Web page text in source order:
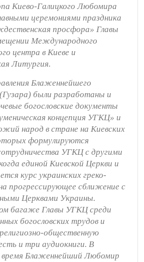
Киево-Галицкого Любомира
церемониями праздника
просфора» Главы
Международного
центра в Киеве и
Литургия.
Блаженнейшего
были разработаны и
богословские документы
концепция УГКЦ» и
народ в стране на Киевских
формулируются
УГКЦ с другими
единой Киевской Церкви и
курс украинских греко-
прогрессирующее сближение с
Церквами Украины.
багаже Главы УГКЦ среди
богословских трудов и
общественную
и три аудиокниги. В
Блаженнейший Любомир